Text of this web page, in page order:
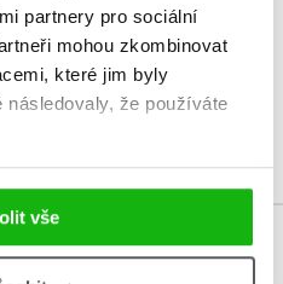
partnery pro sociální
mohou zkombinovat
které jim byly
následovaly, že používáte
vše
pouze registrovaní uživatelé
TAKÉ ZAJÍMAT